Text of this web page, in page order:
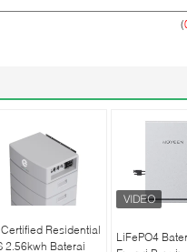
(
Residential
2.56kwh Baterai
LiFePO4